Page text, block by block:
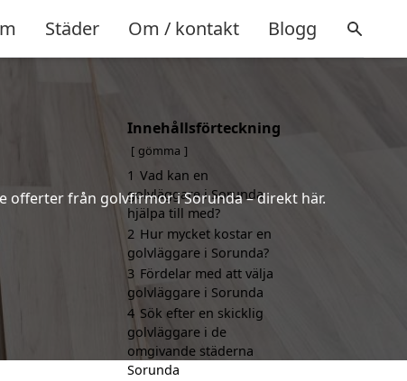
Städer Om / kontakt Blogg
offerter från golvfirmor i Sorunda – direkt här.
Innehållsförteckning
gömma
1 Vad kan en
golvläggare i Sorunda
hjälpa till med?
2 Hur mycket kostar en
golvläggare i Sorunda?
3 Fördelar med att välja
golvläggare i Sorunda
4 Sök efter en skicklig
golvläggare i de
omgivande städerna
Sorunda